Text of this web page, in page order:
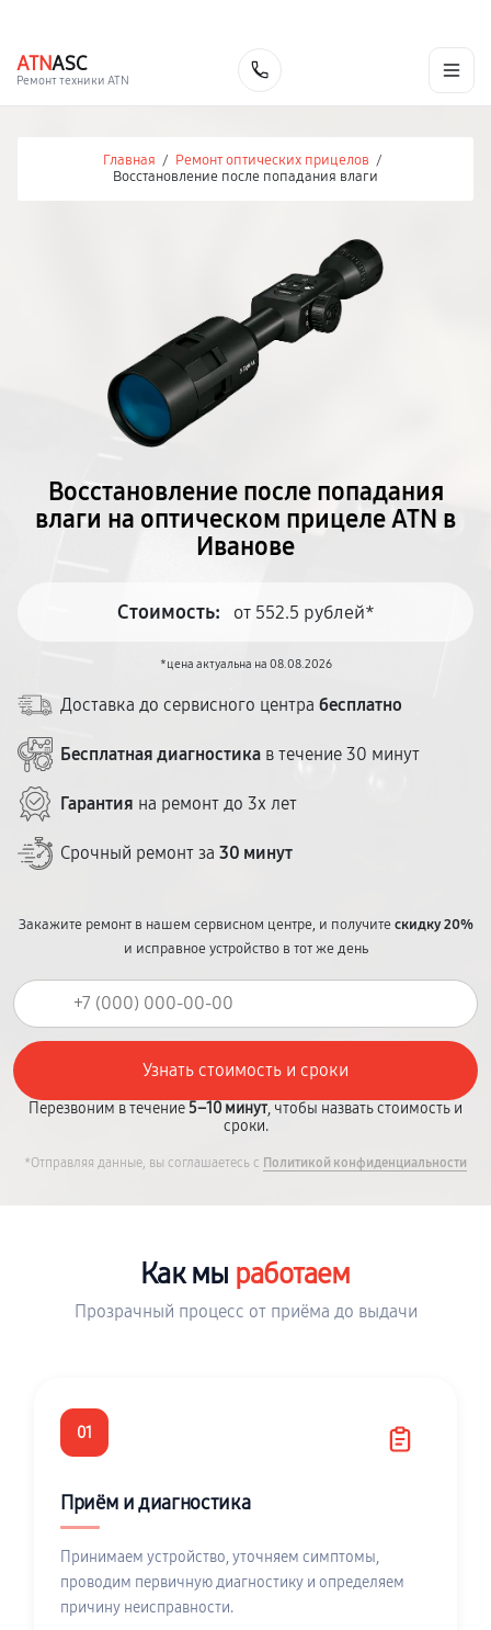
ATNASC
Ремонт техники ATN
Главная / Ремонт оптических прицелов /
Восстановление после попадания влаги
Восстановление после попадания
влаги на оптическом прицеле ATN в
Иванове
Стоимость: от 552.5 рублей*
*цена актуальна на 08.08.2026
Доставка до сервисного центра бесплатно
Бесплатная диагностика в течение 30 минут
Гарантия на ремонт до 3х лет
Срочный ремонт за 30 минут
Закажите ремонт в нашем сервисном центре, и получитескидку 20%
и исправное устройство в тот же день
Перезвоним в течение 5–10 минут, чтобы назвать стоимость и
сроки.
*Отправляя данные, вы соглашаетесь с Политикой конфиденциальности
Как мы работаем
Прозрачный процесс от приёма до выдачи
01
Приём и диагностика
Принимаем устройство, уточняем симптомы,
проводим первичную диагностику и определяем
причину неисправности.